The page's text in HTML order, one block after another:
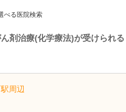
べる医院検索
剤治療(化学療法)が受けられる
周辺